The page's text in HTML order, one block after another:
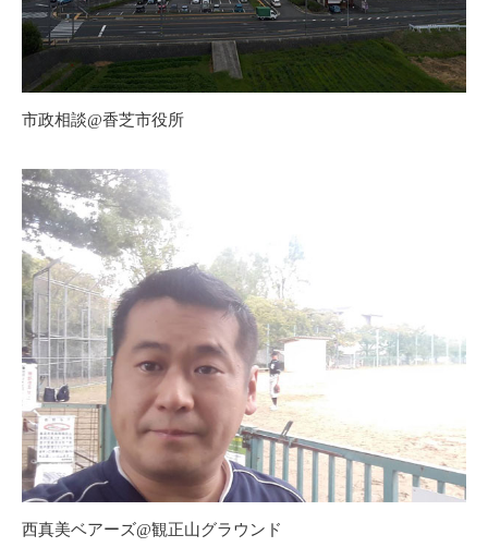
市政相談@香芝市役所
西真美ベアーズ@観正山グラウンド